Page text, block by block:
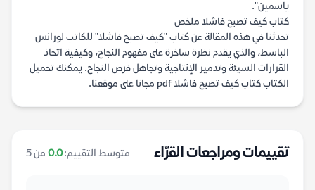
ياسمين".
كتاب كيف تصبح فاشلا ملخص
تحدثنا في هذه المقالة عن كتاب "كيف تصبح فاشلا" للكاتب لورانس
الباسط، والذي يقدم نظرة ساخرة على مفهوم النجاح، وكيفية اتخاذ
القرارات السيئة وتدمير الإنتاجية وتجاهل فرص النجاح. يمكنك تحميل
الكتاب كتاب كيف تصبح فاشلا pdf مجانا على موقعنا.
تقييمات ومراجعات القرّاء متوسط التقييم:0.0 من 5